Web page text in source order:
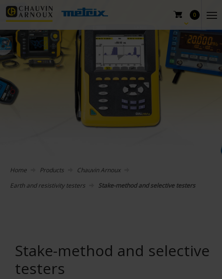
0
Home Products
Chauvin Arnoux
Earth and resistivity testers
Stake-method and selective testers
Stake-method and selective
testers